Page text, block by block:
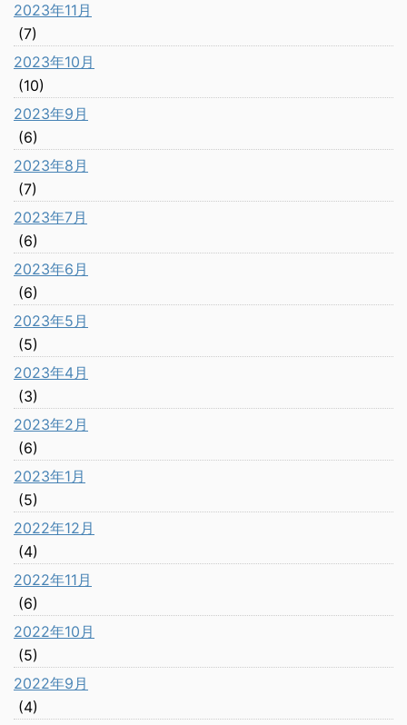
2023年11月
(7)
2023年10月
(10)
2023年9月
(6)
2023年8月
(7)
2023年7月
(6)
2023年6月
(6)
2023年5月
(5)
2023年4月
(3)
2023年2月
(6)
2023年1月
(5)
2022年12月
(4)
2022年11月
(6)
2022年10月
(5)
2022年9月
(4)